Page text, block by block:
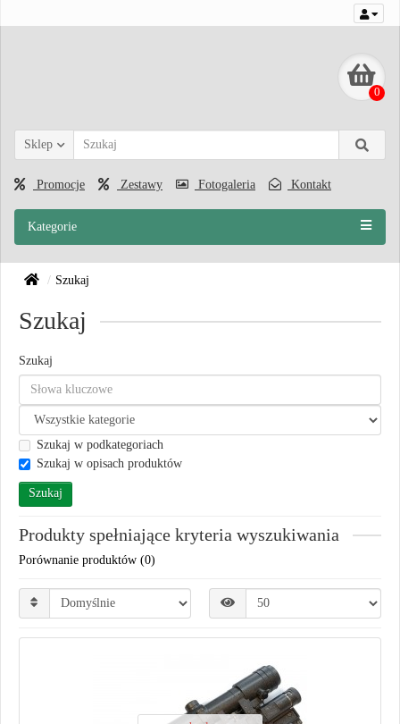
0
Sklep
Promocje Zestawy Fotogaleria Kontakt
Kategorie
Szukaj
Szukaj
Szukaj
Szukaj w podkategoriach
Szukaj w opisach produktów
Produkty spełniające kryteria wyszukiwania
Porównanie produktów (0)